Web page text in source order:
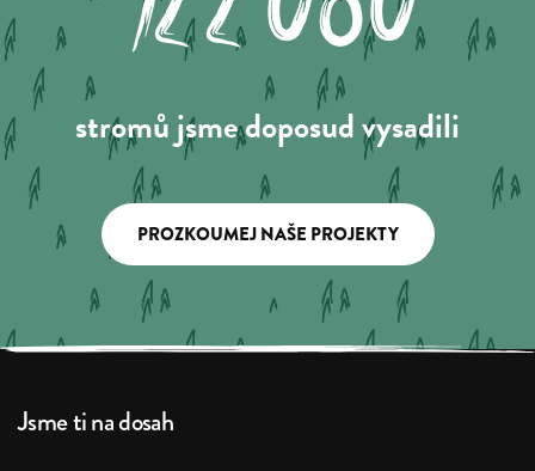
stromů jsme doposud vysadili
PROZKOUMEJ NAŠE PROJEKTY
Jsme ti na dosah